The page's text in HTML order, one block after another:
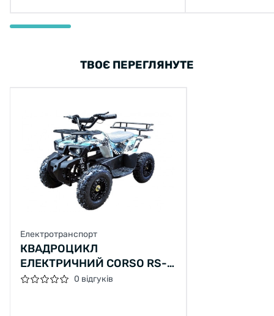
ТВОЄ ПЕРЕГЛЯНУТЕ
Електротранспорт
КВАДРОЦИКЛ
ЕЛЕКТРИЧНИЙ CORSO RS-
526140 (1000W 48V12AH)
0 відгуків